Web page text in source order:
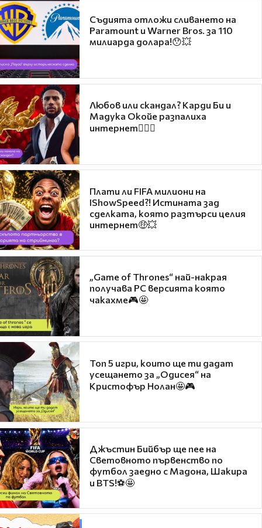
Съдията отложи сливането на
Paramount и Warner Bros. за 110
милиарда долара!😯💥
Любов или скандал? Карди Би и
Мадука Окойе разпалиха
интернет❤️‍🔥🔥
Плати ли FIFA милиони на
IShowSpeed?! Истината зад
сделката, която разтърси целия
интернет🤑💥
„Game of Thrones“ най-накрая
получава PC версията която
чакахме🎮🤩
Топ 5 игри, които ще ти дадат
усещането за „Одисея“ на
Кристофър Нолан🤩🎮
Джъстин Бийбър ще пее на
Световното първенство по
футбол заедно с Мадона, Шакира
и BTS!⚽🤩